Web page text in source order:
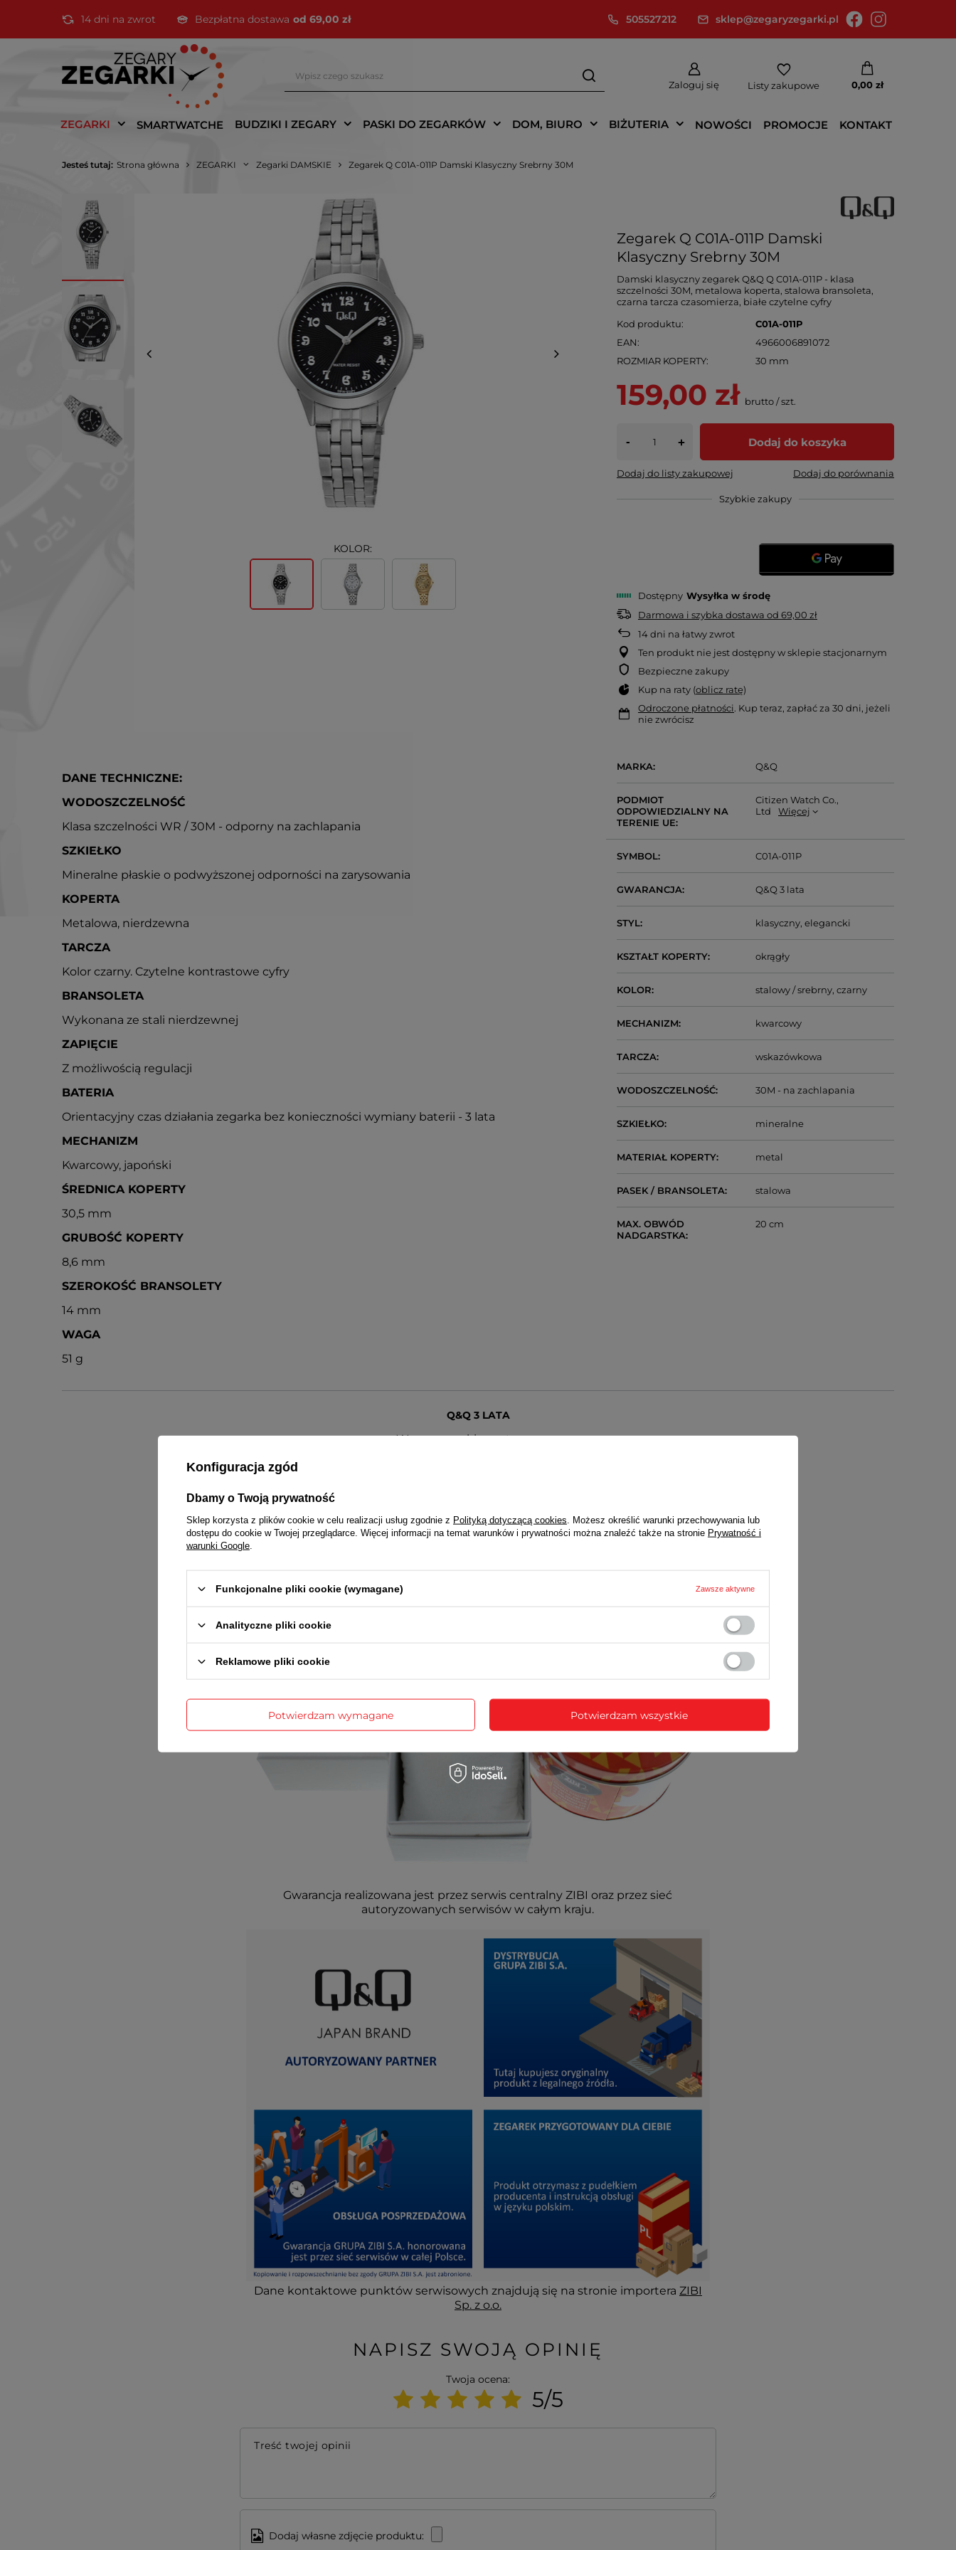
14 dni na zwrot Bezpłatna dostawa od 69,00 zł 505527212 sklep@zegaryzegarki.pl
Zaloguj się Listy zakupowe 0,00 zł
ZEGARKI SMARTWATCHE BUDZIKI I ZEGARY PASKI DO ZEGARKÓW DOM, BIURO BIŻUTERIA NOWOŚCI PROMOCJE KONTAKT
Jesteś tutaj: Strona główna ZEGARKI Zegarki DAMSKIE Zegarek Q C01A-011P Damski Klasyczny Srebrny 30M
KOLOR:
Zegarek Q C01A-011P Damski
Klasyczny Srebrny 30M
Damski klasyczny zegarek Q&Q Q C01A-011P - klasa
szczelności 30M, metalowa koperta, stalowa bransoleta,
czarna tarcza czasomierza, białe czytelne cyfry
Kod produktu
C01A-011P
EAN
4966006891072
ROZMIAR KOPERTY
30 mm
159,00 zł brutto/szt.
- + Dodaj do koszyka
Dodaj do listy zakupowej Dodaj do porównania
Szybkie zakupy
Dostępny Wysyłkaw środę
Darmowa i szybka dostawa od69,00 zł
14dni na łatwy zwrot
Ten produkt nie jest dostępny w sklepie stacjonarnym
Bezpieczne zakupy
Kup na raty (oblicz ratę)
Odroczone płatności. Kup teraz, zapłać za 30 dni, jeżeli
nie zwrócisz
DANE TECHNICZNE:
WODOSZCZELNOŚĆ
Klasa szczelności WR / 30M - odporny na zachlapania
SZKIEŁKO
Mineralne płaskie o podwyższonej odporności na zarysowania
KOPERTA
Metalowa, nierdzewna
TARCZA
Kolor czarny. Czytelne kontrastowe cyfry
BRANSOLETA
Wykonana ze stali nierdzewnej
ZAPIĘCIE
Z możliwością regulacji
BATERIA
Orientacyjny czas działania zegarka bez konieczności wymiany baterii - 3 lata
MECHANIZM
Kwarcowy, japoński
ŚREDNICA KOPERTY
30,5 mm
GRUBOŚĆ KOPERTY
8,6 mm
SZEROKOŚĆ BRANSOLETY
14 mm
WAGA
51 g
MARKA Q&Q
PODMIOT
ODPOWIEDZIALNY NA
TERENIE UE
Citizen Watch Co.,
Ltd
Więcej
SYMBOL C01A-011P
GWARANCJA Q&Q 3 lata
STYL klasyczny elegancki
KSZTAŁT KOPERTY okrągły
KOLOR stalowy / srebrny czarny
MECHANIZM kwarcowy
TARCZA wskazówkowa
WODOSZCZELNOŚĆ 30M - na zachlapania
SZKIEŁKO mineralne
MATERIAŁ KOPERTY metal
PASEK / BRANSOLETA stalowa
MAX. OBWÓD
NADGARSTKA
20 cm
Q&Q 3 LATA
Wraz z zegarkiem otrzymasz:
Gwarancja realizowana jest przez serwis centralny ZIBI oraz przez sieć
autoryzowanych serwisów w całym kraju.
Dane kontaktowe punktów serwisowych znajdują się na stronie importera ZIBI
Sp. z o.o.
NAPISZ SWOJĄ OPINIĘ
Twoja ocena:
5/5
Treść twojej opinii
Dodaj własne zdjęcie produktu:
Konfiguracja zgód
Dbamy o Twoją prywatność
Sklep korzysta z plików cookie w celu realizacji usług zgodnie z Polityką dotyczącą cookies . Możesz określić warunki przechowywania lub
dostępu do cookie w Twojej przeglądarce. Więcej informacji na temat warunków i prywatności można znaleźć także na stronie Prywatność i
warunki Google
Funkcjonalne pliki cookie (wymagane) Zawsze aktywne
Analityczne pliki cookie
Reklamowe pliki cookie
Potwierdzam wymagane Potwierdzam wszystkie